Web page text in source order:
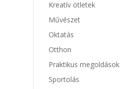
Kreatív ötletek
Művészet
Oktatás
Otthon
Praktikus megoldások
Sportolás